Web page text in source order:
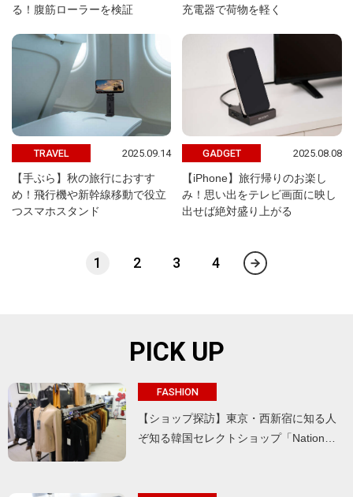
る！腹筋ローラーを検証
充電器で荷物を軽く
TRAVEL 2025.09.14
【手ぶら】秋の旅行におすす
め！飛行機や新幹線移動で役立
つスマホスタンド
GADGET 2025.08.08
【iPhone】旅行帰りのお楽し
み！思い出をテレビ画面に映し
出せば絶対盛り上がる
1 2 3 4
PICK UP
FASHION
【ショップ探訪】東京・西新宿に知る人
ぞ知る韓国セレクトショップ「Nation…